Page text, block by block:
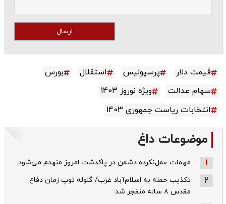
ارسال
قیمت دلار پرسپولیس استقلال
بورس
سهام عدالت
ویژه نوروز 1403
انتخابات ریاست جمهوری 1403
موضوعات داغ
1 مهمات عمل‌نکرده دشمن در پاکدشت امروز منهدم می‌شود
2
تکذیب حمله به اسلام‌آباد غرب/ گلوله توپ زمان دفاع
مقدس ۸ ساله منفجر شد